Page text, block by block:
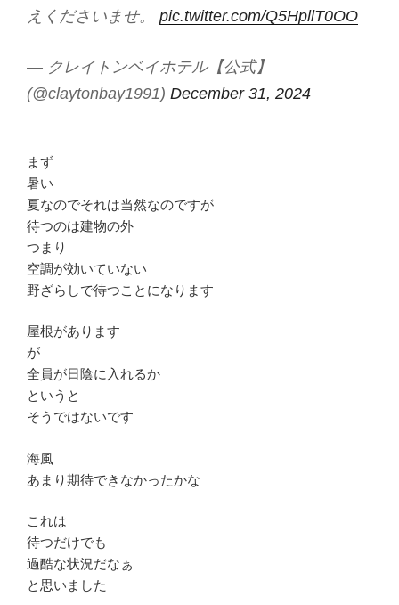
えくださいませ。 pic.twitter.com/Q5HpllT0OO
— クレイトンベイホテル【公式】
(@claytonbay1991) December 31, 2024
まず
暑い
夏なのでそれは当然なのですが
待つのは建物の外
つまり
空調が効いていない
野ざらしで待つことになります
屋根があります
が
全員が日陰に入れるか
というと
そうではないです
海風
あまり期待できなかったかな
これは
待つだけでも
過酷な状況だなぁ
と思いました